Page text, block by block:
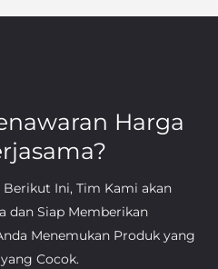
Harga
Ini, Tim Kami akan
dan Siap Memberikan
Menemukan Produk yang
Cocok.